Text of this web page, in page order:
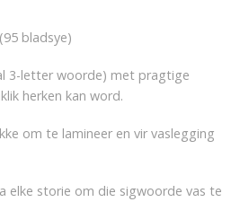
bladsye)
3-letter woorde) met pragtige
herken kan word.
om te lamineer en vir vaslegging
elke storie om die sigwoorde vas te